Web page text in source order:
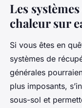
Les
chaleur sur
Si vous êtes en
systèmes de
générales
plus imposants,
sous-sol et